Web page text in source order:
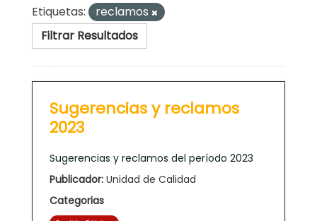
Etiquetas:
reclamos
Filtrar Resultados
Sugerencias y reclamos
2023
Sugerencias y reclamos del período 2023
Publicador: Unidad de Calidad
Categorias